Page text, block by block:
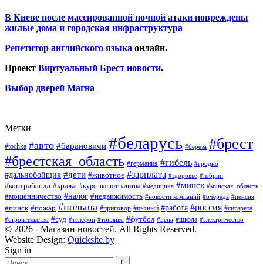
В Киеве после массированной ночной атаки повреждены
жилые дома и городская инфраструктура
Репетитор английского языка онлайн.
Проект Виртуальный Брест новости.
Выбор дверей Магна
Метки
#tochka #авто #барановичи #беларусь #берёза #брест
#брестская_область #германия #гибель #гродно
#дальнобойщик #дети #животное #зарплата #здоровье #кобрин
#контрабанда #кража #курс_валют #литва #медицина #минск #минская_область
#мошенничество #налог #недвижимость #новости компаний #очередь #пенсия
#пинск #пожар #польша #приговор #пьяный #работа #россия #сигарета
#строительство #суд #телефон #топливо #футбол #цена #школа #электричество
© 2026 - Магазин новостей. All Rights Reserved.
Website Design: Quicksite.by
Sign in